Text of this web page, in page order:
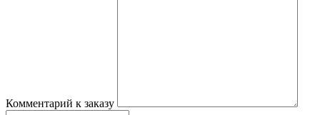
Комментарий к заказу